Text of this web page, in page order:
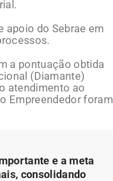
apoio do Sebrae em
a pontuação obtida
(Diamante)
atendimento ao
Empreendedor foram
e a meta
consolidando